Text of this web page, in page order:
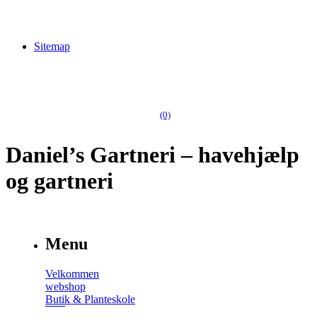
Sitemap
(0)
Daniel’s Gartneri – havehjælp
og gartneri
Menu
Velkommen
webshop
Butik & Planteskole